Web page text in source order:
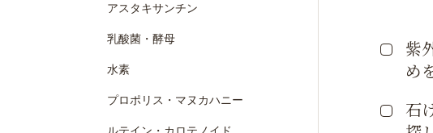
アスタキサンチン
乳酸菌・酵母
水素
プロポリス・マヌカハニー
紫
め
石